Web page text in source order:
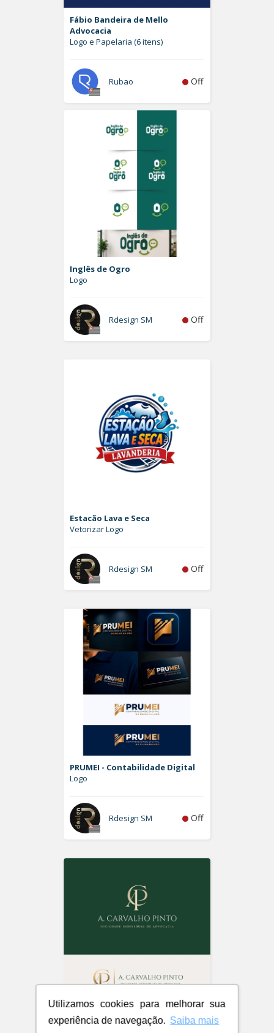
Utilizamos cookies para melhorar sua
experiência de navegação. Saiba mais
Fábio Bandeira de Mello
Advocacia
Logo e Papelaria (6 itens)
Rubao Off
Inglês de Ogro
Logo
Rdesign SM Off
Estacão Lava e Seca
Vetorizar Logo
Rdesign SM Off
PRUMEI - Contabilidade Digital
Logo
Rdesign SM Off
A. Carvalho Pinto Sociedade
Individual de Advocacia